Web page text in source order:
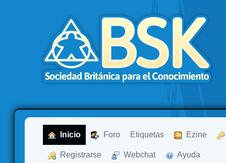
Inicio Foro Etiquetas Ezine
Registrarse Webchat Ayuda